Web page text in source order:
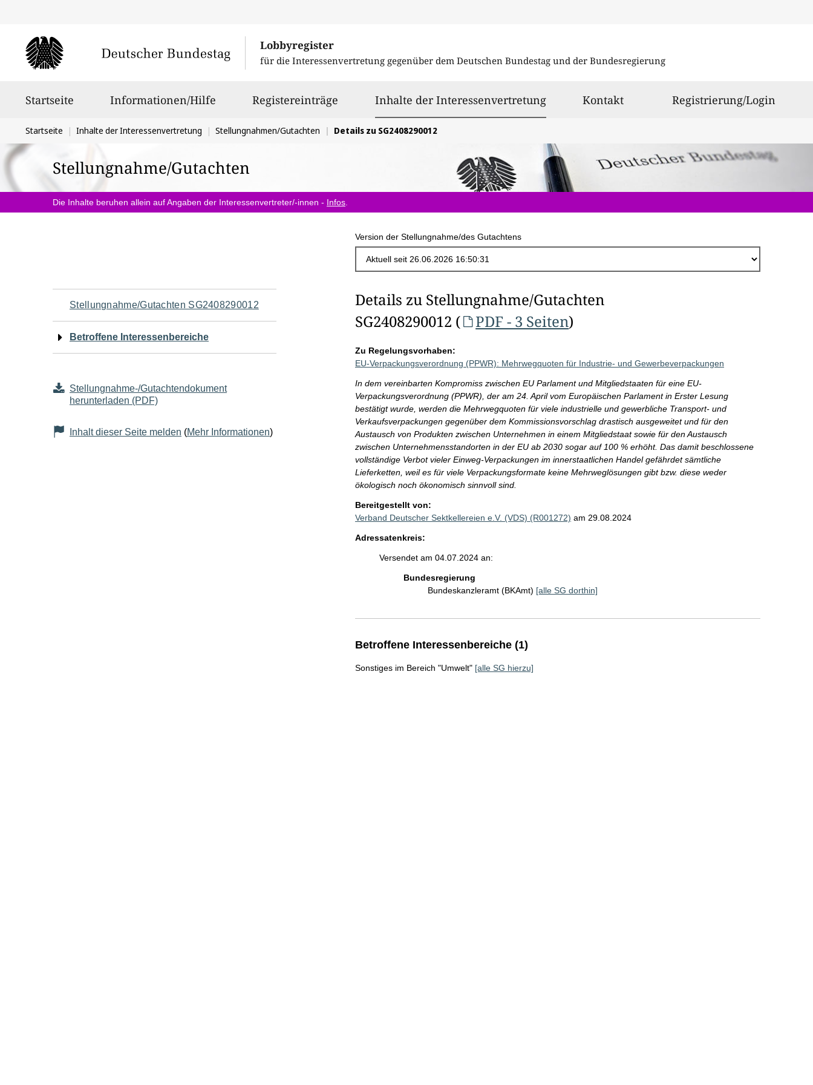
Lobbyregister
für die Interessenvertretung gegenüber dem Deutschen Bundestag und der Bundesregierung
Startseite Informationen/Hilfe Registereinträge Inhalte der Interessenvertretungausgewählt
Kontakt Registrierung/Login
Sie
befinden
sich
hier:
Startseite Inhalte der Interessenvertretung Stellungnahmen/Gutachten Details zu SG2408290012
Stellungnahme/Gutachten
Die Inhalte beruhen allein auf Angaben der Interessenvertreter/-innen - Infos
Version der Stellungnahme/des Gutachtens
Navigation
für
Seiteninhalt
Stellungnahme/Gutachten SG2408290012
Betroffene Interessenbereiche
Stellungnahme-/Gutachtendokument
herunterladen (PDF)
Inhalt dieser Seite melden (Mehr Informationen)
Details zu Stellungnahme/Gutachten
SG2408290012 (
PDF - 3 Seiten)
Zu Regelungsvorhaben:
EU-Verpackungsverordnung (PPWR): Mehrwegquoten für Industrie- und Gewerbeverpackungen
In dem vereinbarten Kompromiss zwischen EU Parlament und Mitgliedstaaten für eine EU-
Verpackungsverordnung (PPWR), der am 24. April vom Europäischen Parlament in Erster Lesung
bestätigt wurde, werden die Mehrwegquoten für viele industrielle und gewerbliche Transport- und
Verkaufsverpackungen gegenüber dem Kommissionsvorschlag drastisch ausgeweitet und für den
Austausch von Produkten zwischen Unternehmen in einem Mitgliedstaat sowie für den Austausch
zwischen Unternehmensstandorten in der EU ab 2030 sogar auf 100 % erhöht. Das damit beschlossene
vollständige Verbot vieler Einweg-Verpackungen im innerstaatlichen Handel gefährdet sämtliche
Lieferketten, weil es für viele Verpackungsformate keine Mehrweglösungen gibt bzw. diese weder
ökologisch noch ökonomisch sinnvoll sind.
Bereitgestellt von:
Verband Deutscher Sektkellereien e.V. (VDS) (R001272) am 29.08.2024
Adressatenkreis:
Versendet am 04.07.2024 an:
Bundesregierung
Bundeskanzleramt (BKAmt) [alle SG dorthin]
Betroffene Interessenbereiche (1)
Sonstiges im Bereich "Umwelt" [alle SG hierzu]